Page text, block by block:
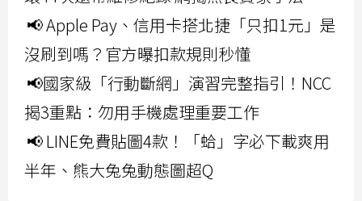
📢 Apple Pay、信用卡搭北捷「只扣1元」是
沒刷到嗎？官方曝扣款規則秒懂
📢國家級「行動斷網」演習完整指引！NCC
揭3重點：勿用手機處理重要工作
📢 LINE免費貼圖4款！「蛤」字必下載爽用
半年、熊大兔兔動態圖超Q